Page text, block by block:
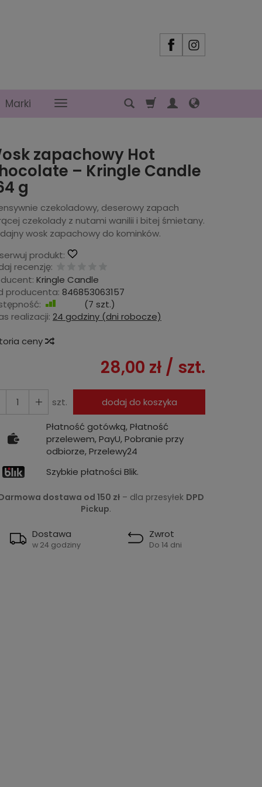
Marki
zapachowy Hot
– Kringle Candle
g
czekoladowy, deserowy zapach
czekolady z nutami wanilii i bitej śmietany.
wosk zapachowy do kominków.
produkt:
recenzję:
Kringle Candle
producenta: 846853063157
(7 szt.)
realizacji: 24 godziny (dni robocze)
ceny
28,00 zł / szt.
szt.
dodaj do koszyka
Płatność gotówką, Płatność
przelewem, PayU, Pobranie przy
odbiorze, Przelewy24
Szybkie płatności Blik.
dostawa od 150 zł – dla przesyłek DPD
Pickup.
Dostawa
w 24 godziny
Zwrot
Do 14 dni